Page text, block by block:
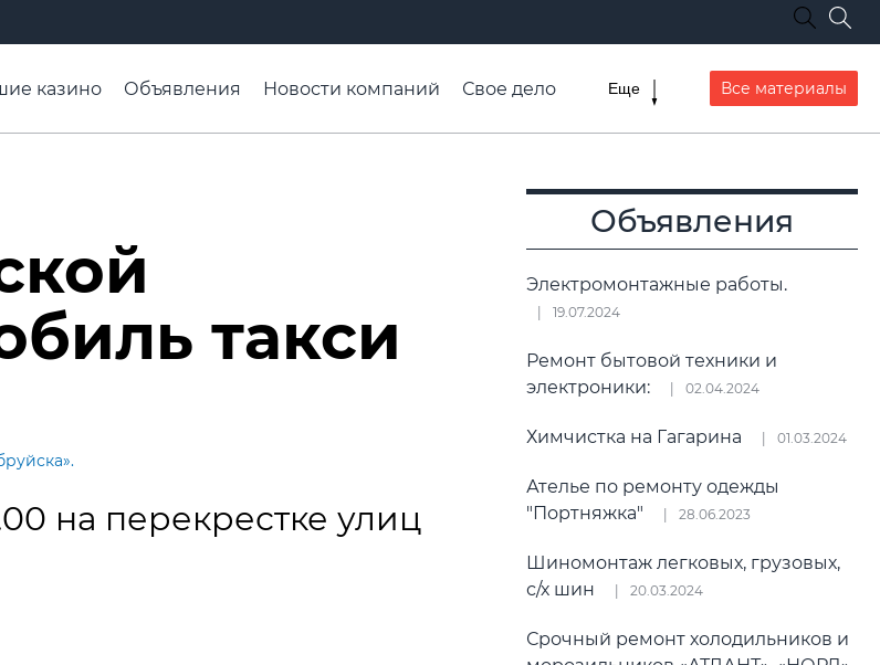
казино Объявления Новости компаний
Свое дело
Еще Все материалы
такси
на перекрестке улиц
Объявления
Электромонтажные работы.
19.07.2024
Ремонт бытовой техники и
электроники:
02.04.2024
Химчистка на Гагарина 01.03.2024
Ателье по ремонту одежды
"Портняжка"
28.06.2023
Шиномонтаж легковых, грузовых,
с/х шин
20.03.2024
Срочный ремонт холодильников и